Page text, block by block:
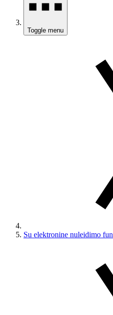
Toggle menu
Su elektronine nuleidimo